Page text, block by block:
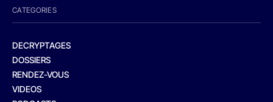
CATEGORIES
DECRYPTAGES
DOSSIERS
RENDEZ-VOUS
VIDEOS